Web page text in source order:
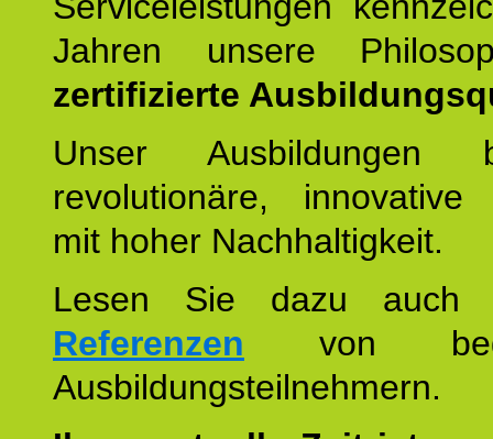
Jahren unsere
zertifizierte
Unser Ausbildungen
revolutionäre, innovative
mit hoher Nachhaltigkeit.
Lesen Sie dazu
Referenzen von
Ausbildungsteilnehmern.